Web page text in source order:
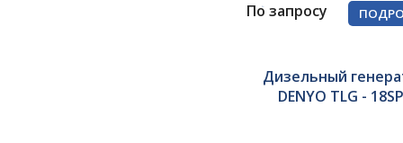
По запросу
Дизельный
DENYO TLG -